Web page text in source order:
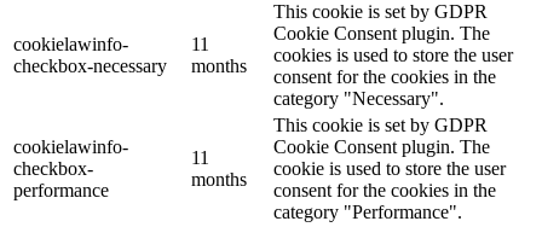
cookielawinfo-
checkbox-necessary
11
months
This cookie is set by GDPR
Cookie Consent plugin. The
cookies is used to store the user
consent for the cookies in the
category "Necessary".
cookielawinfo-
checkbox-
performance
11
months
This cookie is set by GDPR
Cookie Consent plugin. The
cookie is used to store the user
consent for the cookies in the
category "Performance".